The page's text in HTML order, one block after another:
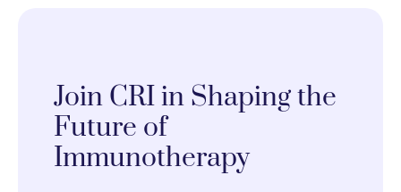
Join CRI in Shaping the
Future of
Immunotherapy